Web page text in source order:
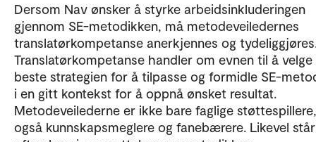
Dersom Nav ønsker å styrke arbeidsinkluderingen
gjennom SE-metodikken, må metodeveiledernes
translatørkompetanse anerkjennes og
Translatørkompetanse handler om evnen til å velge
beste strategien for å tilpasse og formidle SE-
i en gitt kontekst for å oppnå ønsket resultat.
Metodeveilederne er ikke bare faglige
også kunnskapsmeglere og fanebærere. Likevel